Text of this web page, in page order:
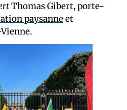
Thomas Gibert, porte-
paysanneet